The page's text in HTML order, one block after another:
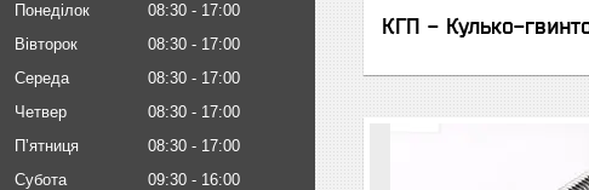
Понеділок 08:30
17:00
Вівторок
08:30
17:00
Середа
08:30
17:00
Четвер
08:30
17:00
Пʼятниця
08:30
17:00
Субота
09:30
16:00
КГП - Кулько-